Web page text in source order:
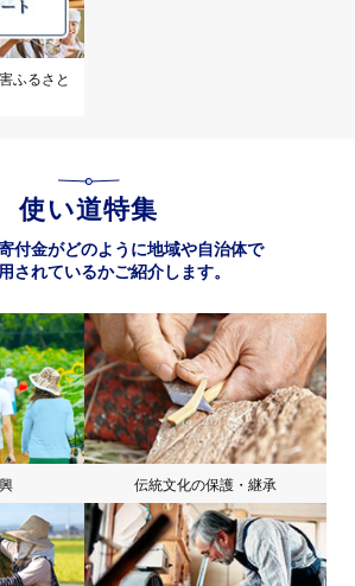
ふるさと
使い道特集
付金がどのように地域や自治体で
されているかご紹介します。
伝統文化の保護・継承